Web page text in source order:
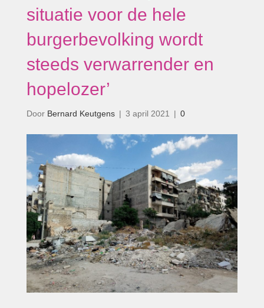
situatie voor de hele
burgerbevolking wordt
steeds verwarrender en
hopelozer’
Door Bernard Keutgens | 3 april 2021 | 0